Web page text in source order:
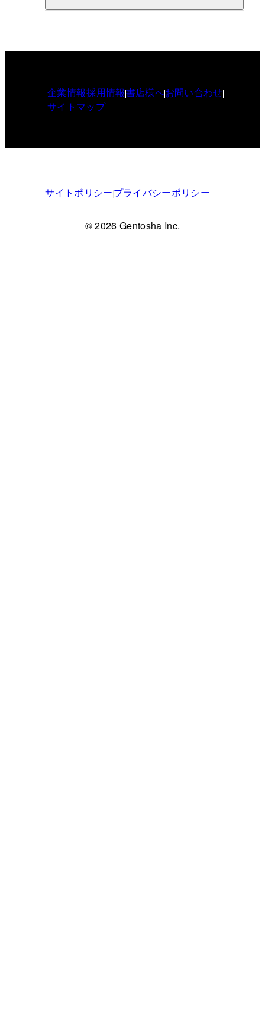
企業情報採用情報書店様へお問い合わせ
サイトマップ
サイトポリシープライバシーポリシー
© 2026 Gentosha Inc.